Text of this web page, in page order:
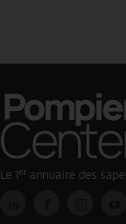
Le 1er annuaire des